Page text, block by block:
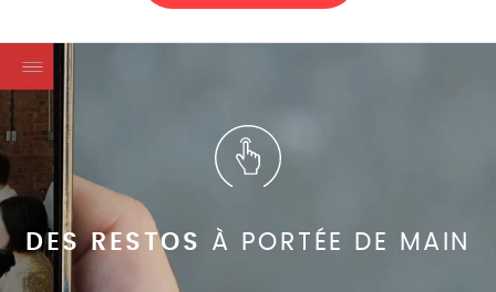
DES RESTOS À PORTÉE DE MAIN